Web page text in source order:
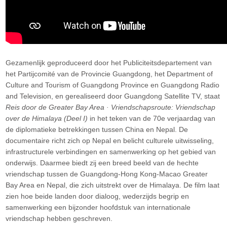
Gezamenlijk geproduceerd door het Publiciteitsdepartement van
het Partijcomité van de Provincie Guangdong, het Department of
Culture and Tourism of Guangdong Province en Guangdong Radio
and Television, en gerealiseerd door Guangdong Satellite TV, staat
Reis door de Greater Bay Area · Vriendschapsroute: Vriendschap
over de Himalaya (Deel I) in het teken van de 70e verjaardag van
de diplomatieke betrekkingen tussen China en Nepal. De
documentaire richt zich op Nepal en belicht culturele uitwisseling,
infrastructurele verbindingen en samenwerking op het gebied van
onderwijs. Daarmee biedt zij een breed beeld van de hechte
vriendschap tussen de Guangdong-Hong Kong-Macao Greater
Bay Area en Nepal, die zich uitstrekt over de Himalaya. De film laat
zien hoe beide landen door dialoog, wederzijds begrip en
samenwerking een bijzonder hoofdstuk van internationale
vriendschap hebben geschreven.